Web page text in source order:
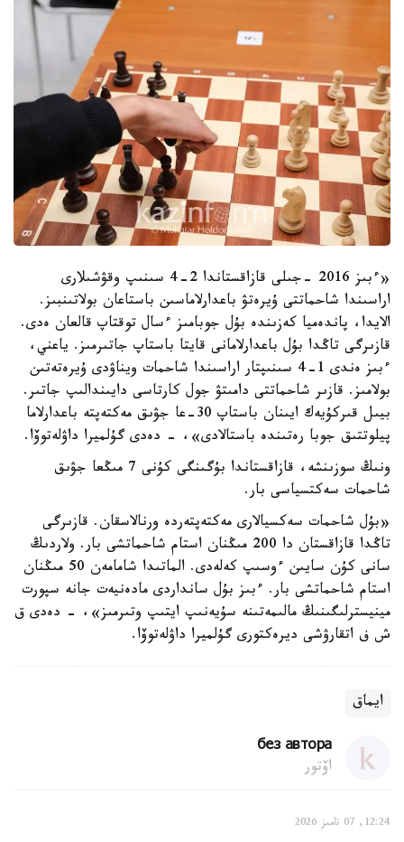
«ءبىز 2016 -جىلى قازاقستاندا 2-4 سىنىپ وقۋشىلارى
اراسىندا شاحماتتى ۇيرەتۋ باعدارلاماسىن باستاعان بولاتىنبىز.
الايدا، پاندەميا كەزىندە بۇل جوبامىز ءسال توقتاپ قالعان ەدى.
قازىرگى تاڭدا بۇل باعدارلامانى قايتا باستاپ جاتىرمىز. ياعني،
ءبىز ەندى 1-4 سىنىپتار اراسىندا شاحمات ويناۋدى ۇيرەتەتىن
بولامىز. قازىر شاحماتتى دامىتۋ جول كارتاسى دايىندالىپ جاتىر.
بيىل قىركۇيەك ايىنان باستاپ 30-عا جۋىق مەكتەپتە باعدارلاما
پيلوتتىق جوبا رەتىندە باستالادى»، - دەدى گۇلميرا داۋلەتوۆا.
ونىڭ سوزىنشە، قازاقستاندا بۇگىنگى كۇنى 7 مىڭعا جۋىق
شاحمات سەكتسياسى بار.
«بۇل شاحمات سەكسيالارى مەكتەپتەردە ورنالاسقان. قازىرگى
تاڭدا قازاقستان دا 200 مىڭنان استام شاحماتشى بار. ولاردىڭ
سانى كۇن سايىن ءوسىپ كەلەدى. الماتىدا شامامەن 50 مىڭنان
استام شاحماتشى بار. ءبىز بۇل سانداردى مادەنيەت جانە سپورت
مينيسترلىگىنىڭ مالىمەتىنە سۇيەنىپ ايتىپ وتىرمىز»، - دەدى ق
ش ف اتقارۋشى ديرەكتورى گۇلميرا داۋلەتوۆا.
ايماق
без автора
اۆتور
12:24, 07 تامىز 2026